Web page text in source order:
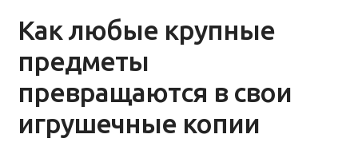
Как любые крупные
предметы
превращаются в свои
игрушечные копии